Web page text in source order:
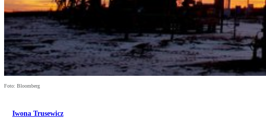
Foto: Bloomberg
Iwona Trusewicz